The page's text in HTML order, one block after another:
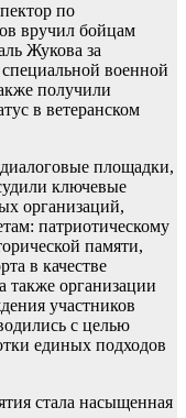
по
вручил бойцам
Жукова за
военной
получили
в ветеранском
площадки,
ключевые
организаций,
патриотическому
памяти,
в качестве
также организации
участников
с целью
единых подходов
стала насыщенная